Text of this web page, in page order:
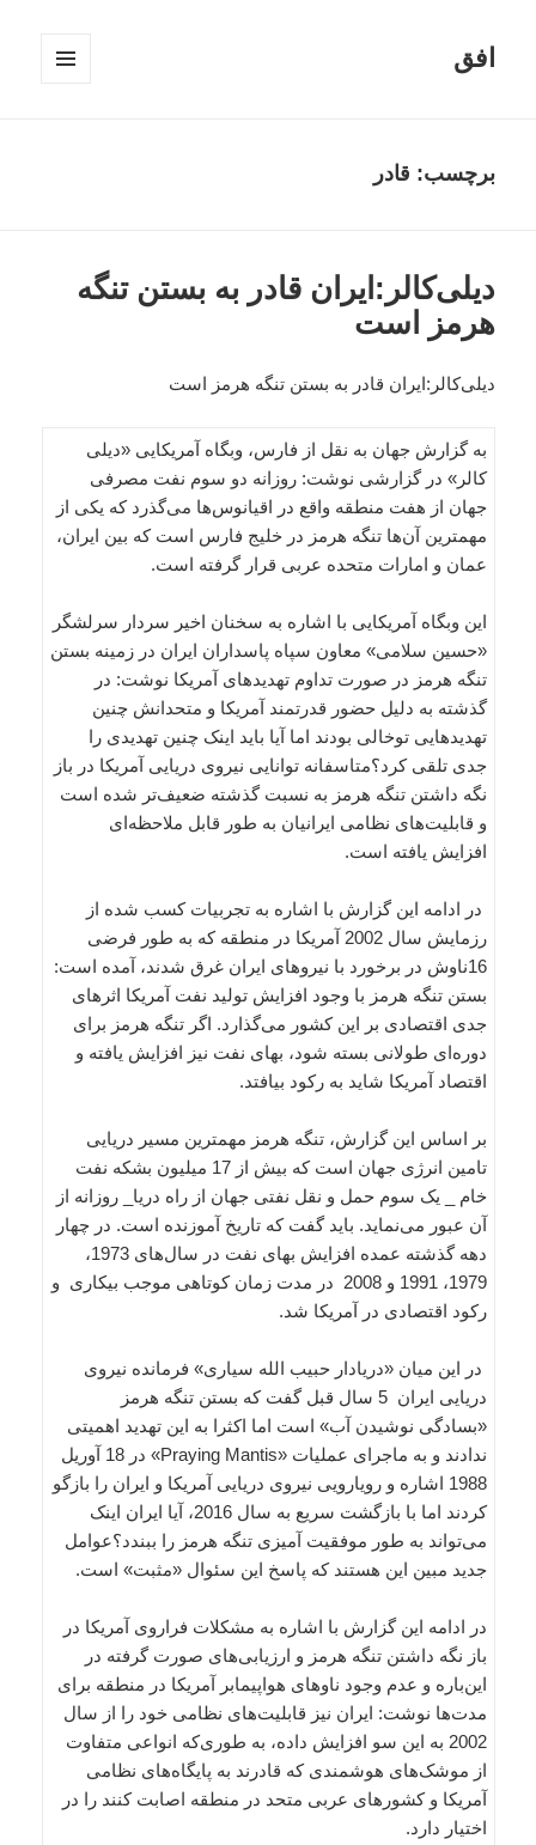
افق
برچسب: قادر
دیلی‌کالر:ایران قادر به بستن تنگه
هرمز است
دیلی‌کالر:ایران قادر به بستن تنگه هرمز است
به گزارش جهان به نقل از فارس، وبگاه آمریکایی «دیلی
کالر» در گزارشی نوشت: روزانه دو سوم نفت مصرفی
جهان از هفت منطقه واقع در اقیانوس‌ها می‌گذرد که یکی از
مهمترین آن‌ها تنگه هرمز در خلیج فارس است که بین ایران،
عمان و امارات متحده عربی قرار گرفته است.
این وبگاه‌ آمریکایی با اشاره به سخنان اخیر سردار سرلشگر
«حسین سلامی» معاون سپاه پاسداران ایران در زمینه بستن
تنگه هرمز در صورت تداوم تهدیدهای آمریکا نوشت: در
گذشته به دلیل حضور قدرتمند آمریکا و متحدانش چنین
تهدیدهایی توخالی بودند اما آیا باید اینک چنین تهدیدی را
جدی تلقی کرد؟متاسفانه توانایی نیروی دریایی آمریکا در باز
نگه داشتن تنگه هرمز به نسبت گذشته ضعیف‌تر شده است
و قابلیت‌های نظامی ایرانیان به طور قابل ملاحظه‌ای
افزایش یافته است.
در ادامه این گزارش با اشاره به تجربیات کسب شده از
رزمایش سال 2002 آمریکا در منطقه که به طور فرضی
16ناوش در برخورد با نیروهای ایران غرق شدند، آمده است:
بستن تنگه هرمز با وجود افزایش تولید نفت آمریکا اثرهای
جدی اقتصادی بر این کشور می‌گذارد. اگر تنگه هرمز برای
دوره‌ای طولانی بسته شود، بهای نفت نیز افزایش یافته و
اقتصاد آمریکا شاید به رکود بیافتد.
بر اساس این گزارش، تنگه هرمز مهمترین مسیر دریایی
تامین انرژی جهان است که بیش از 17 میلیون بشکه نفت
خام _ یک سوم حمل و نقل نفتی جهان از راه دریا_ روزانه از
آن عبور می‌نماید. باید گفت که تاریخ آموزنده است. در چهار
دهه گذشته عمده افزایش بهای نفت در سال‌های 1973،
1979، 1991 و 2008 در مدت زمان کوتاهی موجب بیکاری و
رکود اقتصادی در آمریکا شد.
در این میان «دریادار حبیب الله سیاری» فرمانده نیروی
دریایی ایران 5 سال قبل گفت که بستن تنگه هرمز
«بسادگی نوشیدن آب» است اما اکثرا به این تهدید اهمیتی
ندادند و به ماجرای عملیات «Praying Mantis» در 18 آوریل
1988 اشاره و رویارویی نیروی دریایی آمریکا و ایران را بازگو
کردند اما با بازگشت سریع به سال 2016، آیا ایران اینک
می‌تواند به طور موفقیت آمیزی تنگه هرمز را ببندد؟عوامل‌
جدید مبین این هستند که پاسخ این سئوال «مثبت» است.
در ادامه این گزارش با اشاره به مشکلات فراروی آمریکا در
باز نگه داشتن تنگه هرمز و ارزیابی‌های صورت گرفته در
این‌باره و عدم وجود ناوهای هواپیمابر آمریکا در منطقه برای
مدت‌ها نوشت: ایران نیز قابلیت‌های نظامی خود را از سال
2002 به این سو افزایش داده، به طوری‌که انواعی متفاوت
از موشک‌های هوشمندی که قادرند به پایگاه‌های نظامی
آمریکا و کشورهای عربی متحد در منطقه اصابت کنند را در
اختیار دارد.